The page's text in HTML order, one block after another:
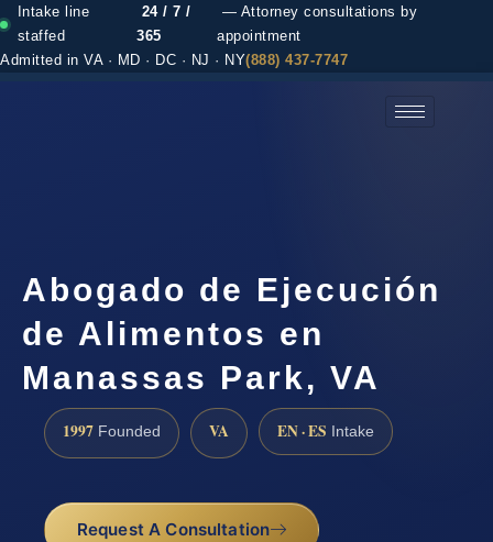
Intake line
staffed
24 / 7 /
365
— Attorney consultations by
appointment
Admitted in VA · MD · DC · NJ · NY(888) 437-7747
Abogado de Ejecución
de Alimentos en
Manassas Park, VA
1997 Founded VA EN · ES Intake
Request A Consultation